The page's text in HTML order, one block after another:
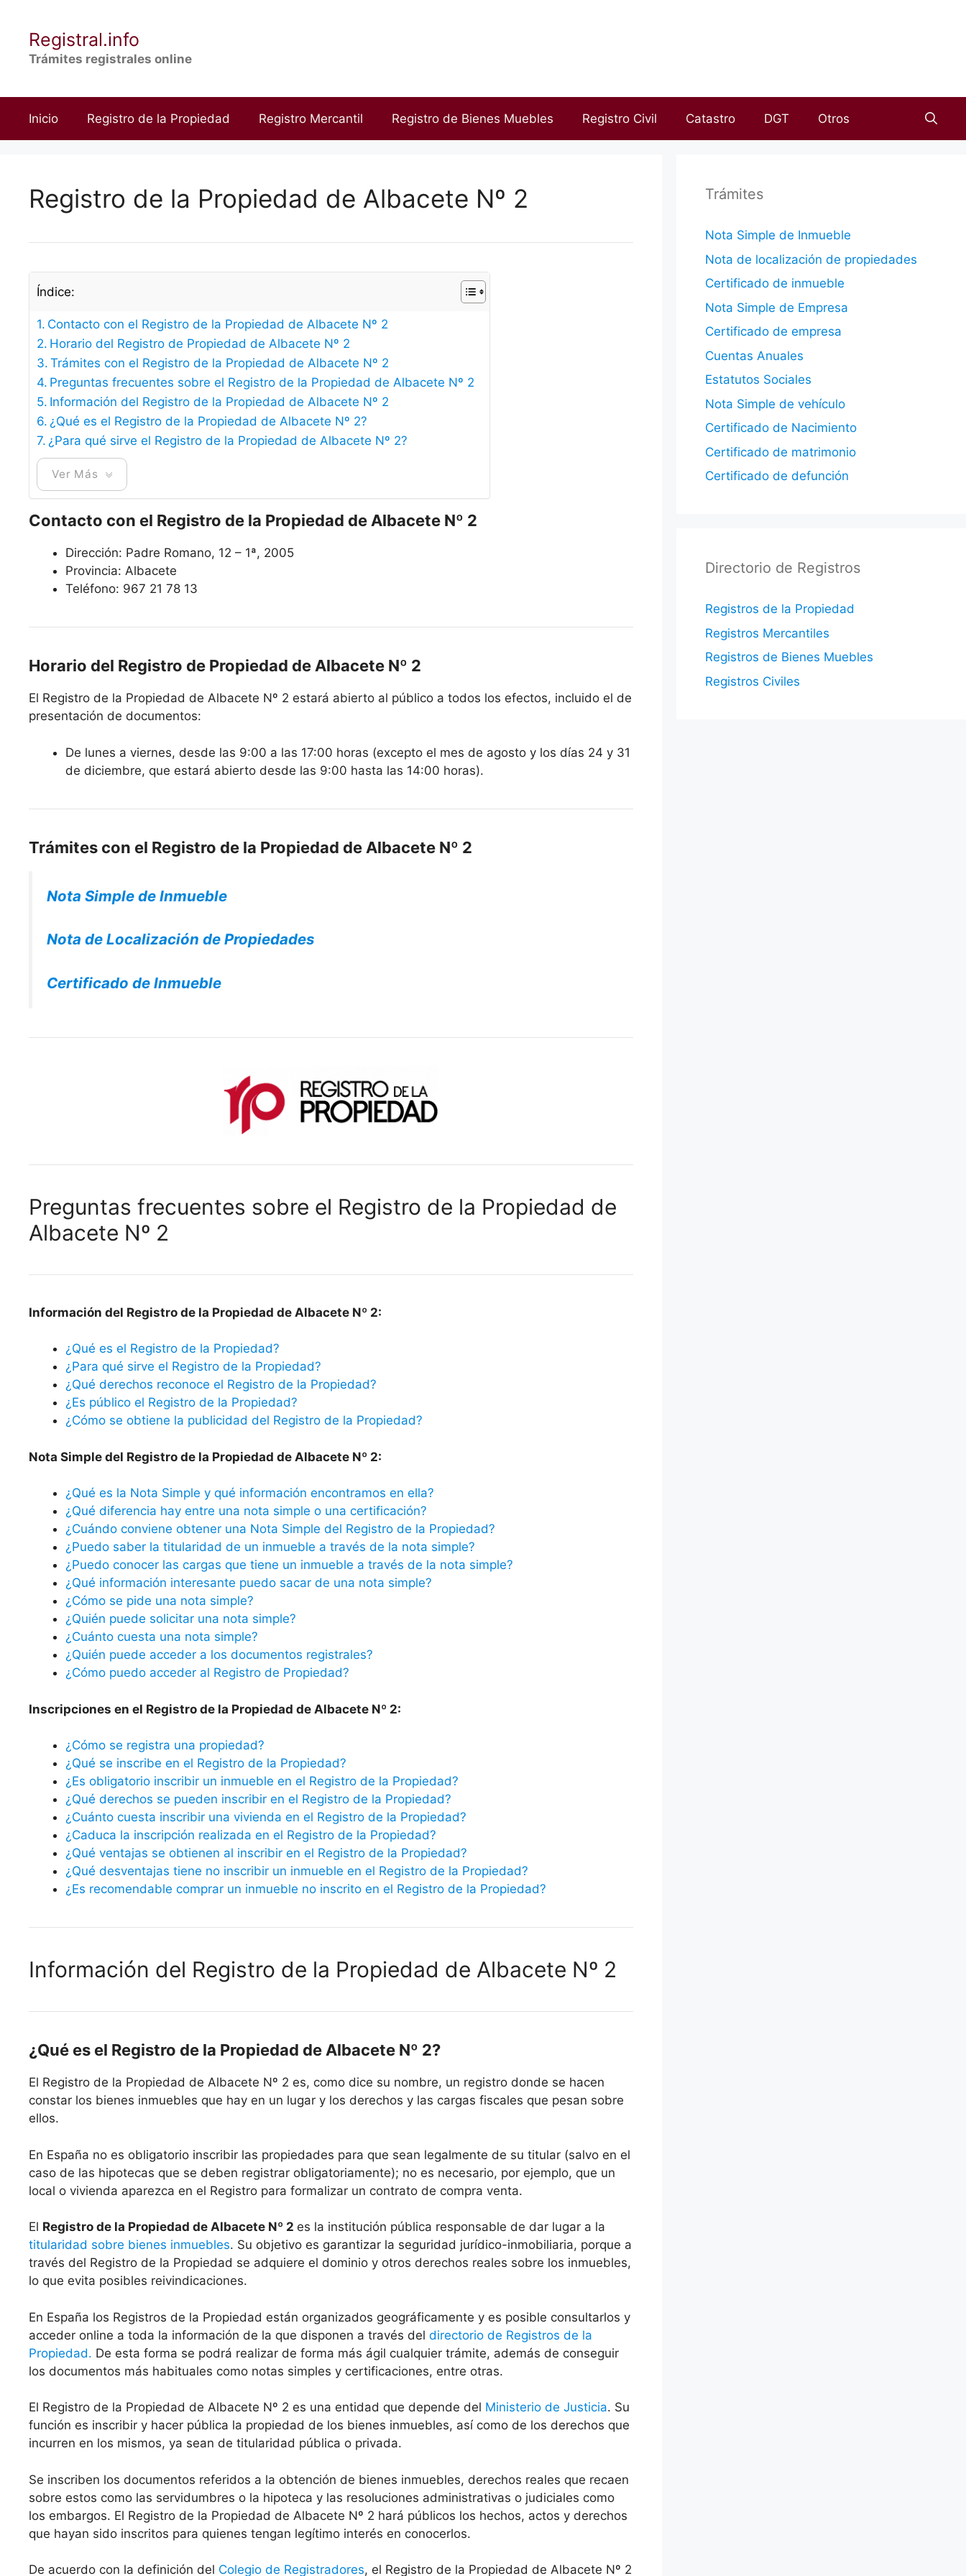
contenidoRegistral.info
Trámites registrales online
Inicio Registro de la Propiedad Registro Mercantil Registro de Bienes Muebles Registro Civil Catastro DGT Otros
Registro de la Propiedad de Albacete Nº 2
Índice:
Contacto con el Registro de la Propiedad de Albacete Nº 2
Horario del Registro de Propiedad de Albacete Nº 2
Trámites con el Registro de la Propiedad de Albacete Nº 2
Preguntas frecuentes sobre el Registro de la Propiedad de Albacete Nº 2
Información del Registro de la Propiedad de Albacete Nº 2
¿Qué es el Registro de la Propiedad de Albacete Nº 2?
¿Para qué sirve el Registro de la Propiedad de Albacete Nº 2?
Ver Más
Contacto con el Registro de la Propiedad de Albacete Nº 2
Dirección: Padre Romano, 12 – 1ª, 2005
Provincia: Albacete
Teléfono: 967 21 78 13
Horario del Registro de Propiedad de Albacete Nº 2
El Registro de la Propiedad de Albacete Nº 2 estará abierto al público a todos los efectos, incluido el de
presentación de documentos:
De lunes a viernes, desde las 9:00 a las 17:00 horas (excepto el mes de agosto y los días 24 y 31
de diciembre, que estará abierto desde las 9:00 hasta las 14:00 horas).
Trámites con el Registro de la Propiedad de Albacete Nº 2
Nota Simple de Inmueble
Nota de Localización de Propiedades
Certificado de Inmueble
Preguntas frecuentes sobre el Registro de la Propiedad de
Albacete Nº 2
Información del Registro de la Propiedad de Albacete Nº 2:
¿Qué es el Registro de la Propiedad?
¿Para qué sirve el Registro de la Propiedad?
¿Qué derechos reconoce el Registro de la Propiedad?
¿Es público el Registro de la Propiedad?
¿Cómo se obtiene la publicidad del Registro de la Propiedad?
Nota Simple del Registro de la Propiedad de Albacete Nº 2:
¿Qué es la Nota Simple y qué información encontramos en ella?
¿Qué diferencia hay entre una nota simple o una certificación?
¿Cuándo conviene obtener una Nota Simple del Registro de la Propiedad?
¿Puedo saber la titularidad de un inmueble a través de la nota simple?
¿Puedo conocer las cargas que tiene un inmueble a través de la nota simple?
¿Qué información interesante puedo sacar de una nota simple?
¿Cómo se pide una nota simple?
¿Quién puede solicitar una nota simple?
¿Cuánto cuesta una nota simple?
¿Quién puede acceder a los documentos registrales?
¿Cómo puedo acceder al Registro de Propiedad?
Inscripciones en el Registro de la Propiedad de Albacete Nº 2:
¿Cómo se registra una propiedad?
¿Qué se inscribe en el Registro de la Propiedad?
¿Es obligatorio inscribir un inmueble en el Registro de la Propiedad?
¿Qué derechos se pueden inscribir en el Registro de la Propiedad?
¿Cuánto cuesta inscribir una vivienda en el Registro de la Propiedad?
¿Caduca la inscripción realizada en el Registro de la Propiedad?
¿Qué ventajas se obtienen al inscribir en el Registro de la Propiedad?
¿Qué desventajas tiene no inscribir un inmueble en el Registro de la Propiedad?
¿Es recomendable comprar un inmueble no inscrito en el Registro de la Propiedad?
Información del Registro de la Propiedad de Albacete Nº 2
¿Qué es el Registro de la Propiedad de Albacete Nº 2?
El Registro de la Propiedad de Albacete Nº 2 es, como dice su nombre, un registro donde se hacen
constar los bienes inmuebles que hay en un lugar y los derechos y las cargas fiscales que pesan sobre
ellos.
En España no es obligatorio inscribir las propiedades para que sean legalmente de su titular (salvo en el
caso de las hipotecas que se deben registrar obligatoriamente); no es necesario, por ejemplo, que un
local o vivienda aparezca en el Registro para formalizar un contrato de compra venta.
El Registro de la Propiedad de Albacete Nº 2 es la institución pública responsable de dar lugar a la
titularidad sobre bienes inmuebles. Su objetivo es garantizar la seguridad jurídico-inmobiliaria, porque a
través del Registro de la Propiedad se adquiere el dominio y otros derechos reales sobre los inmuebles,
lo que evita posibles reivindicaciones.
En España los Registros de la Propiedad están organizados geográficamente y es posible consultarlos y
acceder online a toda la información de la que disponen a través del directorio de Registros de la
Propiedad. De esta forma se podrá realizar de forma más ágil cualquier trámite, además de conseguir
los documentos más habituales como notas simples y certificaciones, entre otras.
El Registro de la Propiedad de Albacete Nº 2 es una entidad que depende del Ministerio de Justicia. Su
función es inscribir y hacer pública la propiedad de los bienes inmuebles, así como de los derechos que
incurren en los mismos, ya sean de titularidad pública o privada.
Se inscriben los documentos referidos a la obtención de bienes inmuebles, derechos reales que recaen
sobre estos como las servidumbres o la hipoteca y las resoluciones administrativas o judiciales como
los embargos. El Registro de la Propiedad de Albacete Nº 2 hará públicos los hechos, actos y derechos
que hayan sido inscritos para quienes tengan legítimo interés en conocerlos.
De acuerdo con la definición del Colegio de Registradores, el Registro de la Propiedad de Albacete Nº 2
Trámites
Nota Simple de Inmueble
Nota de localización de propiedades
Certificado de inmueble
Nota Simple de Empresa
Certificado de empresa
Cuentas Anuales
Estatutos Sociales
Nota Simple de vehículo
Certificado de Nacimiento
Certificado de matrimonio
Certificado de defunción
Directorio de Registros
Registros de la Propiedad
Registros Mercantiles
Registros de Bienes Muebles
Registros Civiles